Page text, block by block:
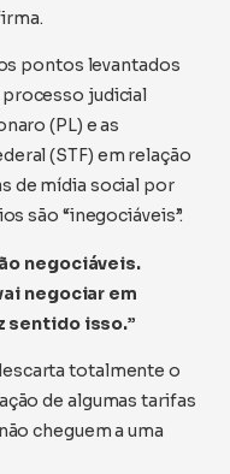
pontos levantados
judicial
(PL) e as
(STF) em relação
de mídia social por
são “inegociáveis”.
negociáveis.
negociar em
sentido isso.”
totalmente o
de algumas tarifas
cheguem a uma